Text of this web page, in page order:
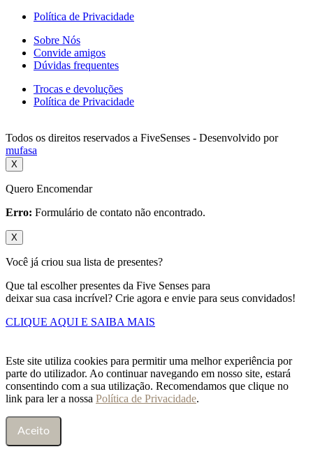
Política de Privacidade
Sobre Nós
Convide amigos
Dúvidas frequentes
Trocas e devoluções
Política de Privacidade
Todos os direitos reservados a FiveSenses - Desenvolvido por
mufasa
X
Quero Encomendar
Erro: Formulário de contato não encontrado.
X
Você já criou sua lista de presentes?
Que tal escolher presentes da Five Senses para
deixar sua casa incrível? Crie agora e envie para seus convidados!
CLIQUE AQUI E SAIBA MAIS
Este site utiliza cookies para permitir uma melhor experiência por
parte do utilizador. Ao continuar navegando em nosso site, estará
consentindo com a sua utilização. Recomendamos que clique no
link para ler a nossa Política de Privacidade.
Aceito